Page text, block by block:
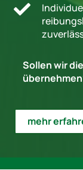

Sollen wir
mehr